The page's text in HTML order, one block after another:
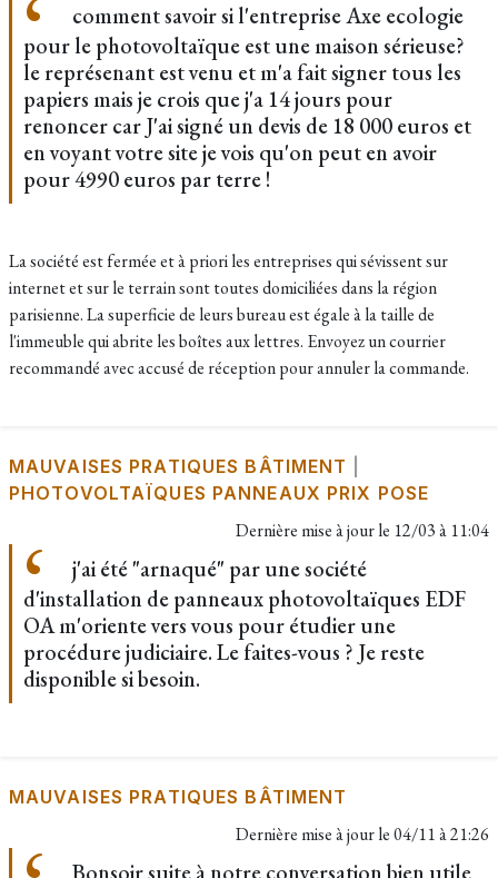
comment savoir si l'entreprise Axe ecologie
pour le photovoltaïque est une maison sérieuse?
le représenant est venu et m'a fait signer tous les
papiers mais je crois que j'a 14 jours pour
renoncer car J'ai signé un devis de 18 000 euros et
en voyant votre site je vois qu'on peut en avoir
pour 4990 euros par terre !
La société est fermée et à priori les entreprises qui sévissent sur
internet et sur le terrain sont toutes domiciliées dans la région
parisienne. La superficie de leurs bureau est égale à la taille de
l'immeuble qui abrite les boîtes aux lettres. Envoyez un courrier
recommandé avec accusé de réception pour annuler la commande.
MAUVAISES PRATIQUES BÂTIMENT
PHOTOVOLTAÏQUES PANNEAUX PRIX POSE
Dernière mise à jour le 12/03 à 11:04
j'ai été "arnaqué" par une société
d'installation de panneaux photovoltaïques EDF
OA m'oriente vers vous pour étudier une
procédure judiciaire. Le faites-vous ? Je reste
disponible si besoin.
MAUVAISES PRATIQUES BÂTIMENT
Dernière mise à jour le04/11 à 21:26